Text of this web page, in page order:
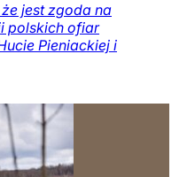
jest zgoda na
polskich ofiar
Pieniackiej i